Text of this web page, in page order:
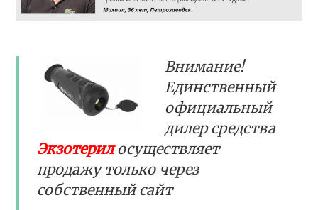
Внимание!
Единственный
официальный
дилер средства
Экзотерил осуществляет
продажу только через
собственный сайт